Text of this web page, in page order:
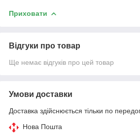
Приховати
Відгуки про товар
Ще немає відгуків про цей товар
Умови доставки
Доставка здійснюється тільки по
Нова Пошта